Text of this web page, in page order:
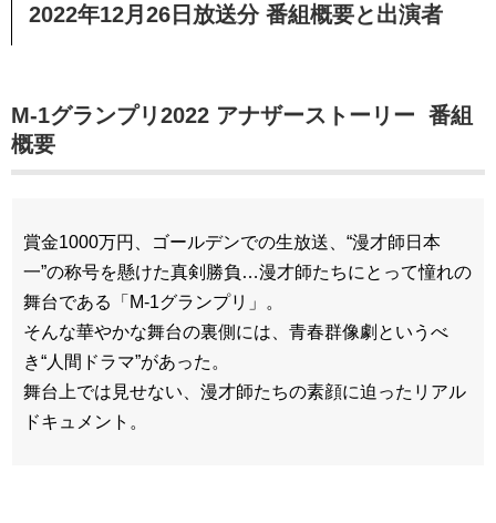
2022年12月26日放送分 番組概要と出演者
M-1グランプリ2022 アナザーストーリー 番組
概要
賞金1000万円、ゴールデンでの生放送、“漫才師日本
一”の称号を懸けた真剣勝負…漫才師たちにとって憧れの
舞台である「M-1グランプリ」。
そんな華やかな舞台の裏側には、青春群像劇というべ
き“人間ドラマ”があった。
舞台上では見せない、漫才師たちの素顔に迫ったリアル
ドキュメント。